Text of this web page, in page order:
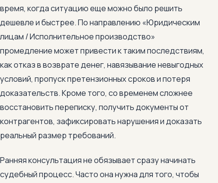
время, когда ситуацию еще можно было решить
дешевле и быстрее. По направлению «Юридическим
лицам / Исполнительное производство»
промедление может привести к таким последствиям,
как отказ в возврате денег, навязывание невыгодных
условий, пропуск претензионных сроков и потеря
доказательств. Кроме того, со временем сложнее
восстановить переписку, получить документы от
контрагентов, зафиксировать нарушения и доказать
реальный размер требований.
Ранняя консультация не обязывает сразу начинать
судебный процесс. Часто она нужна для того, чтобы